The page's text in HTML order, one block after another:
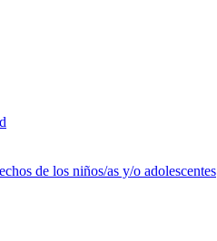
de los niños/as y/o adolescentes